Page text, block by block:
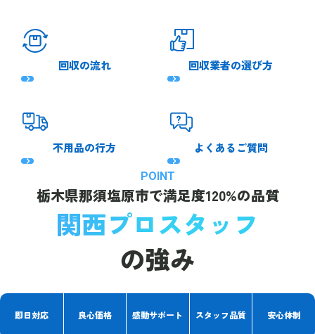
回収の流れ 回収業者の選び方
不用品の行方 よくあるご質問
POINT
栃木県那須塩原市で満足度120%の品質
関西プロスタッフ
の強み
即日対応 良心価格 感動サポート スタッフ品質 安心体制